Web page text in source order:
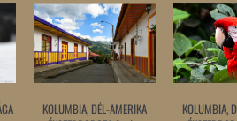
KOLUMBIA, DÉL-AMERIKA
KOLUMBIA,